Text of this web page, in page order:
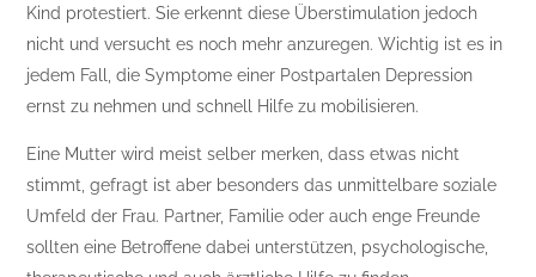
Kind protestiert. Sie erkennt diese Überstimulation jedoch
nicht und versucht es noch mehr anzuregen. Wichtig ist es in
jedem Fall, die Symptome einer Postpartalen Depression
ernst zu nehmen und schnell Hilfe zu mobilisieren.
Eine Mutter wird meist selber merken, dass etwas nicht
stimmt, gefragt ist aber besonders das unmittelbare soziale
Umfeld der Frau. Partner, Familie oder auch enge Freunde
sollten eine Betroffene dabei unterstützen, psychologische,